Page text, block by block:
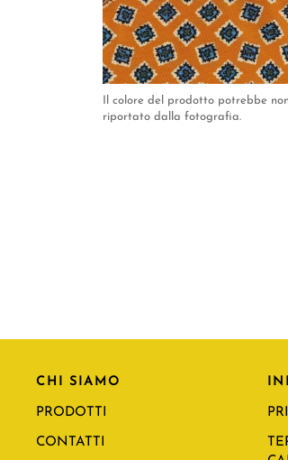
Il colore del prodotto potrebbe
riportato dalla fotografia.
CHI SIAMO
PRODOTTI
CONTATTI